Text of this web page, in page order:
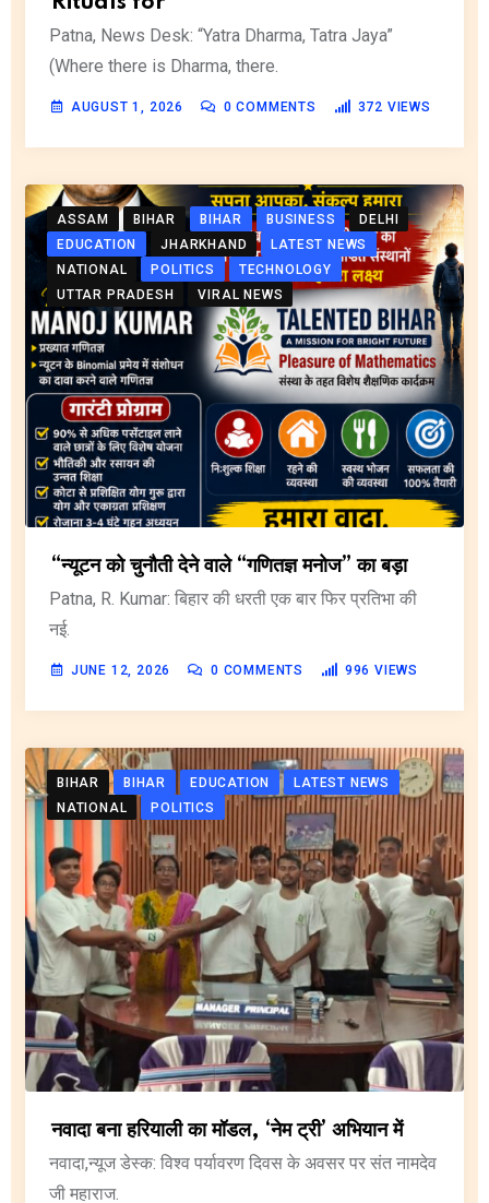
Patna, News Desk: “Yatra Dharma, Tatra Jaya”
(Where there is Dharma, there.
AUGUST 1, 2026 0 COMMENTS 372 VIEWS
ASSAM BIHAR BIHAR BUSINESS
DELHI
EDUCATION
JHARKHAND
LATEST NEWS
NATIONAL
POLITICS
TECHNOLOGY
UTTAR PRADESH
VIRAL NEWS
“न्यूटन को चुनौती देने वाले “गणितज्ञ मनोज” का बड़ा
Patna, R. Kumar: बिहार की धरती एक बार फिर प्रतिभा की
नई.
JUNE 12, 2026 0 COMMENTS 996 VIEWS
BIHAR BIHAR EDUCATION
LATEST NEWS
NATIONAL
POLITICS
नवादा बना हरियाली का मॉडल, ‘नेम ट्री’ अभियान में
नवादा,न्यूज डेस्क: विश्व पर्यावरण दिवस के अवसर पर संत नामदेव
जी महाराज.